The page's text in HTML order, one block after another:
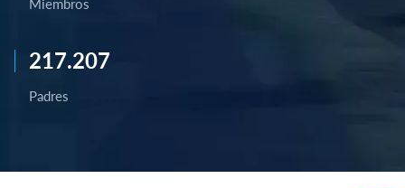
Miembros
217.207
Padres